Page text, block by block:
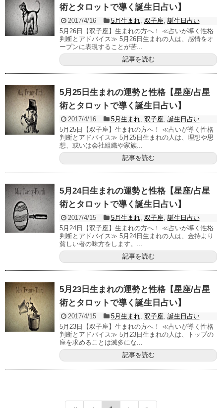
術とタロットで導く誕生日占い】
2017/4/16 5月生まれ, 双子座, 誕生日占い
5月26日【双子座】生まれの方へ！ ≪占いが導く性格
判断とアドバイス≫ 5月26日生まれの人は、感情をオ
ープンに表現することが苦...
記事を読む
5月25日生まれの運勢と性格【星座/占星
術とタロットで導く誕生日占い】
2017/4/16 5月生まれ, 双子座, 誕生日占い
5月25日【双子座】生まれの方へ！ ≪占いが導く性格
判断とアドバイス≫ 5月25日生まれの人は、理想や思
想、或いは会社組織や家族...
記事を読む
5月24日生まれの運勢と性格【星座/占星
術とタロットで導く誕生日占い】
2017/4/15 5月生まれ, 双子座, 誕生日占い
5月24日【双子座】生まれの方へ！ ≪占いが導く性格
判断とアドバイス≫ 5月24日生まれの人は、金持より
貧しい者の味方をします。...
記事を読む
5月23日生まれの運勢と性格【星座/占星
術とタロットで導く誕生日占い】
2017/4/15 5月生まれ, 双子座, 誕生日占い
5月23日【双子座】生まれの方へ！ ≪占いが導く性格
判断とアドバイス≫ 5月23日生まれの人は、トップの
座を求めることは滅多にな...
記事を読む